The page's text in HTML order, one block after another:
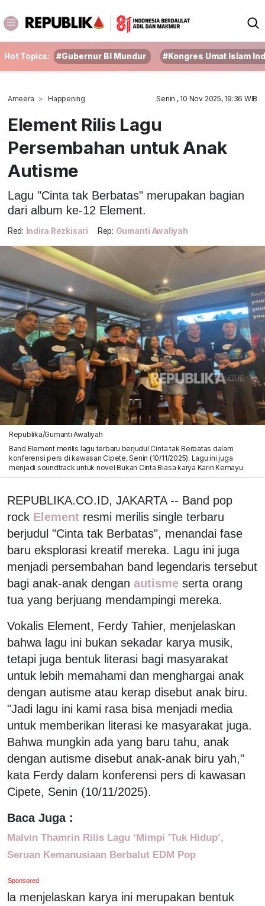
Hot Topics: #Gubernur BI Mundur #Kongres Umat Islam
Ameera Happening Senin , 10 Nov 2025, 19:36 WIB
Element Rilis Lagu
Persembahan untuk Anak
Autisme
Lagu "Cinta tak Berbatas" merupakan bagian
dari album ke-12 Element.
Red: Indira Rezkisari Rep: Gumanti Awaliyah
Republika/Gumanti Awaliyah
Band Element merilis lagu terbaru berjudul Cinta tak Berbatas dalam
konferensi pers di kawasan Cipete, Senin (10/11/2025). Lagu ini juga
menjadi soundtrack untuk novel Bukan Cinta Biasa karya Karin Kemayu.
REPUBLIKA.CO.ID, JAKARTA -- Band pop
rock Element resmi merilis single terbaru
berjudul "Cinta tak Berbatas", menandai fase
baru eksplorasi kreatif mereka. Lagu ini juga
menjadi persembahan band legendaris tersebut
bagi anak-anak dengan autisme serta orang
tua yang berjuang mendampingi mereka.
Vokalis Element, Ferdy Tahier, menjelaskan
bahwa lagu ini bukan sekadar karya musik,
tetapi juga bentuk literasi bagi masyarakat
untuk lebih memahami dan menghargai anak
dengan autisme atau kerap disebut anak biru.
"Jadi lagu ini kami rasa bisa menjadi media
untuk memberikan literasi ke masyarakat juga.
Bahwa mungkin ada yang baru tahu, anak
dengan autisme disebut anak-anak biru yah,"
kata Ferdy dalam konferensi pers di kawasan
Cipete, Senin (10/11/2025).
Baca Juga :
Malvin Thamrin Rilis Lagu ‘Mimpi 'Tuk Hidup’,
Seruan Kemanusiaan Berbalut EDM Pop
Sponsored
la menjelaskan karya ini merupakan bentuk